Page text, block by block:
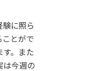
に照ら
ことがで
す。また
は今週の